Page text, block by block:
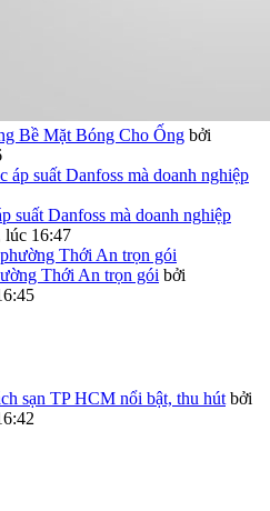
Bề Mặt Bóng Cho Ống bởi
suất Danfoss mà doanh nghiệp
lúc 16:47
Thới An trọn gói bởi
sạn TP HCM nổi bật, thu hút bởi